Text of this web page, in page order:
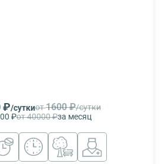
₽/суткиот1600 ₽/сутки
₽от 40000 ₽за месяц